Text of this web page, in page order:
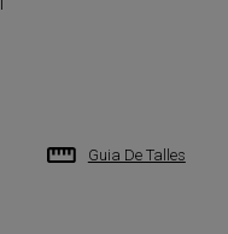
Guia De Talles